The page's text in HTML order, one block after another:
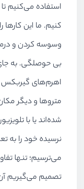
استفاده می‌کنیم تا
کنیم. ما این کارها
وسوسه کردن و
بی حوصلگی. به
اهرم‌های گیربکس
متروها و دیگر
شده‌اند یا با
نرسیده خود را به
می‌ترسیم؛ تنها
تصمیم می‌گیریم